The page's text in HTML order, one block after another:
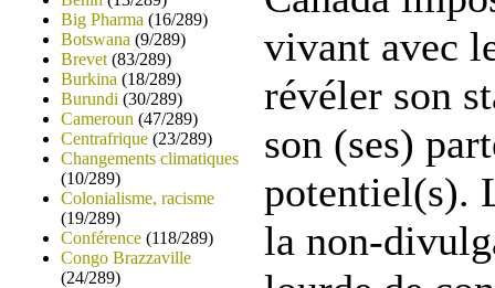
Big Pharma (16/289)
Botswana (9/289)
Brevet (83/289)
Burkina (18/289)
Burundi (30/289)
Cameroun (47/289)
Centrafrique (23/289)
Changements climatiques
(10/289)
Colonialisme, racisme
(19/289)
Conférence (118/289)
Congo Brazzaville
(24/289)
vivant avec
révéler son
son (ses)
potentiel(s).
la non-